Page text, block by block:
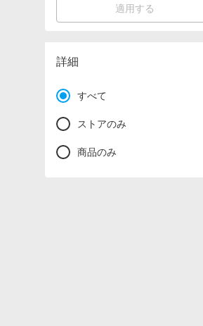
適用する
詳細
すべて
ストアのみ
商品のみ